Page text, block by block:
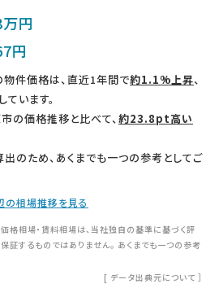
円
円
件価格は、直近1年間で約1.1%上昇、
しています。
の価格推移と比べて、約23.8pt高い
のため、あくまでも一つの参考としてご
の相場推移を見る
格相場・賃料相場は、当社独自の基準に基づく評
証するものではありません。 あくまでも一つの参考
[ データ出典元について ］